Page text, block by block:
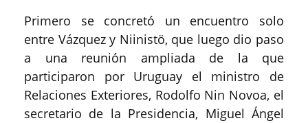
Primero se concretó un encuentro solo
entre Vázquez y Niinistö, que luego dio paso
a una reunión ampliada de la que
participaron por Uruguay el ministro de
Relaciones Exteriores, Rodolfo Nin Novoa, el
secretario de la Presidencia, Miguel Ángel